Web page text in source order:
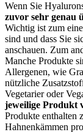
Wenn Sie
zuvor sehr genau
Wichtig ist zum
sind und dass Sie
anschauen. Zum
Manche Produkte
Allergenen, wie
nützliche
Vegetarier oder
jeweilige Produkt
Produkte enthalten
Hahnenkämmen